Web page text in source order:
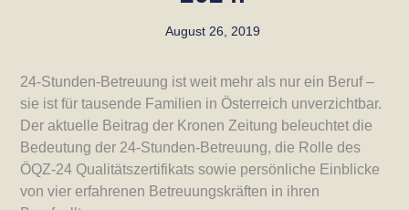
August 26, 2019
24-Stunden-Betreuung ist weit mehr als nur ein Beruf –
sie ist für tausende Familien in Österreich unverzichtbar.
Der aktuelle Beitrag der Kronen Zeitung beleuchtet die
Bedeutung der 24-Stunden-Betreuung, die Rolle des
ÖQZ-24 Qualitätszertifikats sowie persönliche Einblicke
von vier erfahrenen Betreuungskräften in ihren